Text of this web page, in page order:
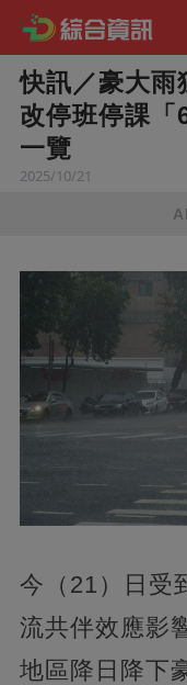
快訊／豪大雨
改停班停課「
一覽
2025/10/21
今（21）日受
流共伴效應影
地區降日降下